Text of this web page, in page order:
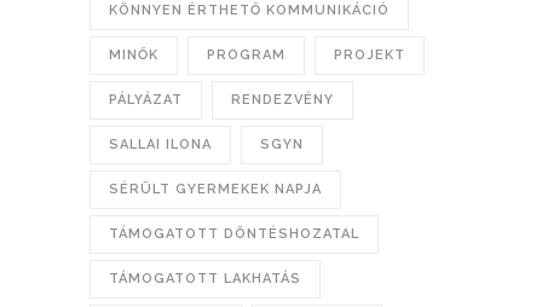
KÖNNYEN ÉRTHETŐ KOMMUNIKÁCIÓ
MINŐK PROGRAM PROJEKT
PÁLYÁZAT RENDEZVÉNY
SALLAI ILONA SGYN
SÉRÜLT GYERMEKEK NAPJA
TÁMOGATOTT DÖNTÉSHOZATAL
TÁMOGATOTT LAKHATÁS